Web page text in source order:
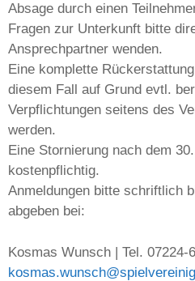
Absage durch einen
Fragen zur Unterkunft bitte
Ansprechpartner wenden.
Eine komplette
diesem Fall auf Grund evtl.
Verpflichtungen seitens des
werden.
Eine Stornierung nach dem
kostenpflichtig.
Anmeldungen bitte schriftlich
abgeben bei:
Kosmas Wunsch | Tel. 07224-